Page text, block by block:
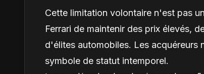
Cette limitation volontaire n'est pas
Ferrari de maintenir des prix élevés,
d'élites automobiles. Les
symbole de statut intemporel.